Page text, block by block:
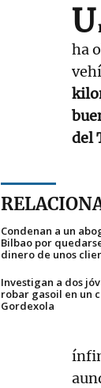
U
ha
del
Condenan a un
Bilbao por
dinero de unos
Investigan a dos
robar gasoil en un
Gordexola